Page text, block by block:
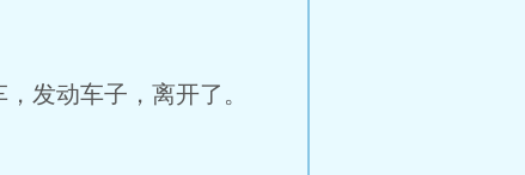
发动车子，离开了。